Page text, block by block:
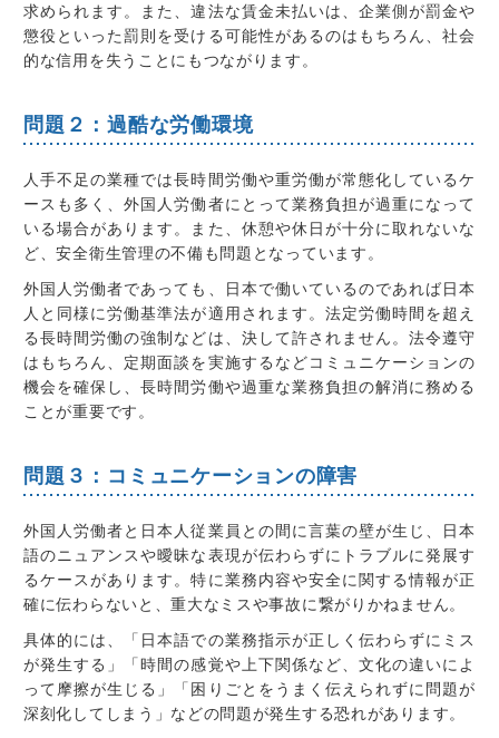
求められます。また、違法な賃金未払いは、企業側が罰金や
懲役といった罰則を受ける可能性があるのはもちろん、社会
的な信用を失うことにもつながります。
問題２：過酷な労働環境
人手不足の業種では長時間労働や重労働が常態化しているケ
ースも多く、外国人労働者にとって業務負担が過重になって
いる場合があります。また、休憩や休日が十分に取れないな
ど、安全衛生管理の不備も問題となっています。
外国人労働者であっても、日本で働いているのであれば日本
人と同様に労働基準法が適用されます。法定労働時間を超え
る長時間労働の強制などは、決して許されません。法令遵守
はもちろん、定期面談を実施するなどコミュニケーションの
機会を確保し、長時間労働や過重な業務負担の解消に務める
ことが重要です。
問題３：コミュニケーションの障害
外国人労働者と日本人従業員との間に言葉の壁が生じ、日本
語のニュアンスや曖昧な表現が伝わらずにトラブルに発展す
るケースがあります。特に業務内容や安全に関する情報が正
確に伝わらないと、重大なミスや事故に繋がりかねません。
具体的には、「日本語での業務指示が正しく伝わらずにミス
が発生する」「時間の感覚や上下関係など、文化の違いによ
って摩擦が生じる」「困りごとをうまく伝えられずに問題が
深刻化してしまう」などの問題が発生する恐れがあります。